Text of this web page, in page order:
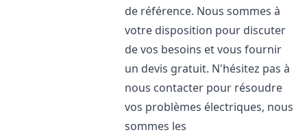
de référence. Nous sommes à
votre disposition pour discuter
de vos besoins et vous fournir
un devis gratuit. N'hésitez pas à
nous contacter pour résoudre
vos problèmes électriques, nous
sommes les